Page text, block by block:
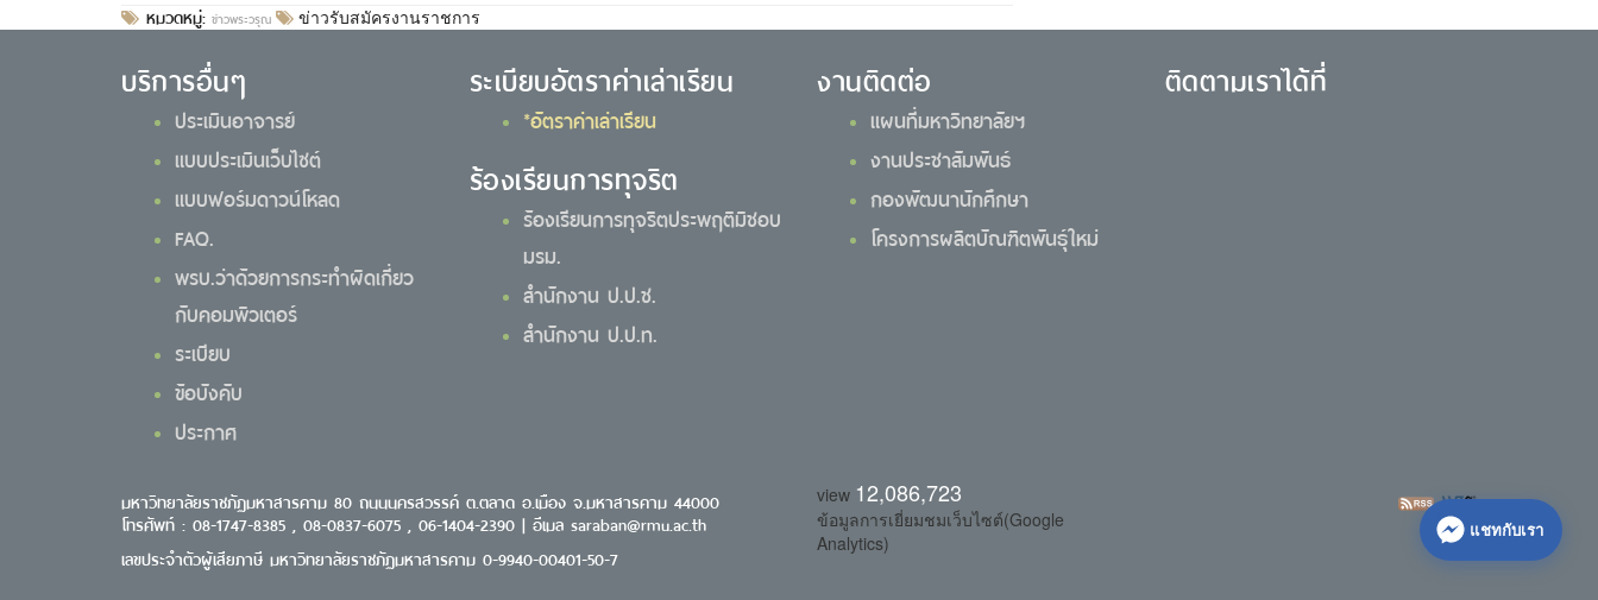
หมวดหมู่: ข่าวพระวรุณ ข่าวรับสมัครงานราชการ
บริการอื่นๆ
ประเมินอาจารย์
แบบประเมินเว็บไซต์
แบบฟอร์มดาวน์โหลด
FAQ.
พรบ.ว่าด้วยการกระทำผิดเกี่ยว
กับคอมพิวเตอร์
ระเบียบ
ข้อบังคับ
ประกาศ
ระเบียบอัตราค่าเล่าเรียน
*อัตราค่าเล่าเรียน
ร้องเรียนการทุจริต
ร้องเรียนการทุจริตประพฤติมิชอบ
มรม.
สำนักงาน ป.ป.ช.
สำนักงาน ป.ป.ท.
งานติดต่อ
แผนที่มหาวิทยาลัยฯ
งานประชาสัมพันธ์
กองพัฒนานักศึกษา
โครงการผลิตบัณฑิตพันธุ์ใหม่
ติดตามเราได้ที่
มหาวิทยาลัยราชภัฏมหาสารคาม 80 ถนนนครสวรรค์ ต.ตลาด อ.เมือง จ.มหาสารคาม 44000
โทรศัพท์ : 08-1747-8385 , 08-0837-6075 , 06-1404-2390 | อีเมล saraban@rmu.ac.th
เลขประจำตัวผู้เสียภาษี มหาวิทยาลัยราชภัฏมหาสารคาม 0-9940-00401-50-7
view 12,086,723
ข้อมูลการเยี่ยมชมเว็บไซต์(Google
Analytics)
แชทกับเรา